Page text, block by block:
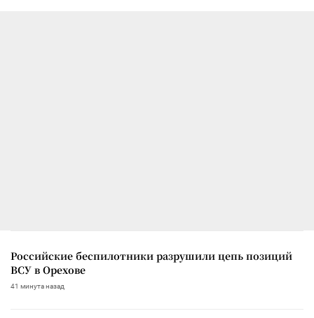
Российские беспилотники разрушили цепь позиций
ВСУ в Орехове
41 минута назад